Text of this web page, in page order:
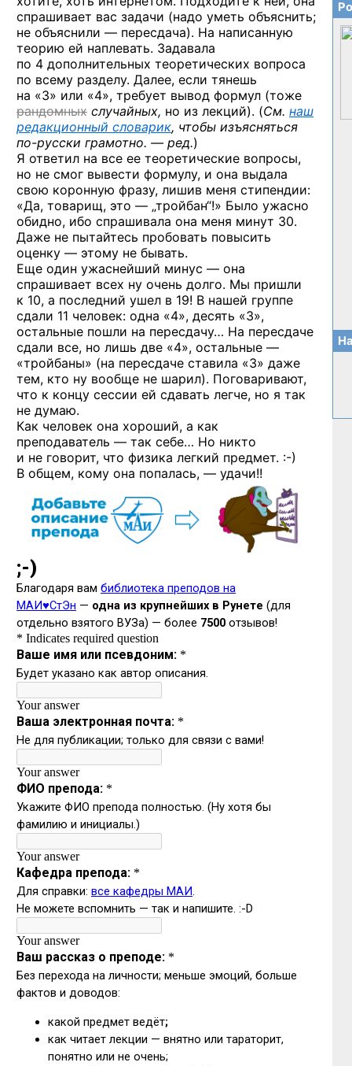
спрашивает вас задачи (надо уметь объяснить;
не объяснили — пересдача). На написанную
теорию ей наплевать. Задавала
по 4 дополнительных теоретических вопроса
по всему разделу. Далее, если тянешь
на «3» или «4», требует вывод формул (тоже
рандомных случайных, но из лекций). (См. наш
редакционный словарик, чтобы изъясняться
по-русски грамотно. — ред.)
Я ответил на все ее теоретические вопросы,
но не смог вывести формулу, и она выдала
свою коронную фразу, лишив меня стипендии:
«Да, товарищ, это — „тройбан“!» Было ужасно
обидно, ибо спрашивала она меня минут 30.
Даже не пытайтесь пробовать повысить
оценку — этому не бывать.
Еще один ужаснейший минус — она
спрашивает всех ну очень долго. Мы пришли
к 10, а последний ушел в 19! В нашей группе
сдали 11 человек: одна «4», десять «3»,
остальные пошли на пересдачу… На пересдаче
сдали все, но лишь две «4», остальные —
«тройбаны» (на пересдаче ставила «3» даже
тем, кто ну вообще не шарил). Поговаривают,
что к концу сессии ей сдавать легче, но я так
не думаю.
Как человек она хороший, а как
преподаватель — так себе… Но никто
и не говорит, что физика легкий предмет. :-)
В общем, кому она попалась, — удачи!!